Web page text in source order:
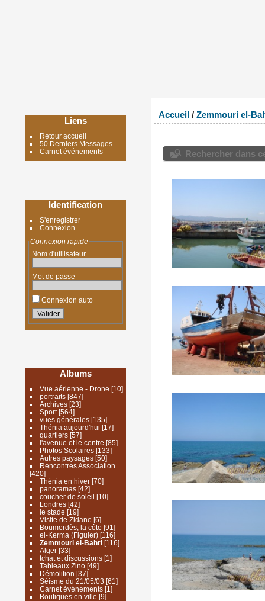
Liens
Retour accueil
50 Derniers Messages
Carnet événements
Identification
S'enregistrer
Connexion
Connexion rapide
Nom d'utilisateur
Mot de passe
Connexion auto
Albums
Vue aérienne - Drone [10]
portraits[847]
Archives [23]
Sport[564]
vues générales[135]
Thénia aujourd'hui [17]
quartiers[57]
l'avenue et le centre [85]
Photos Scolaires[133]
Autres paysages[50]
Rencontres Association
[420]
Thénia en hiver[70]
panoramas[42]
coucher de soleil [10]
Londres[42]
le stade [19]
Visite de Zidane [6]
Boumerdès, la côte [91]
el-Kerma (Figuier)[116]
Zemmouri el-Bahri[116]
Alger[33]
tchat et discussions[1]
Tableaux Zino[49]
Démolition [37]
Séisme du 21/05/03 [61]
Carnet événements[1]
Boutiques en ville [9]
Accueil/ Zemmouri el-
Rechercher dans